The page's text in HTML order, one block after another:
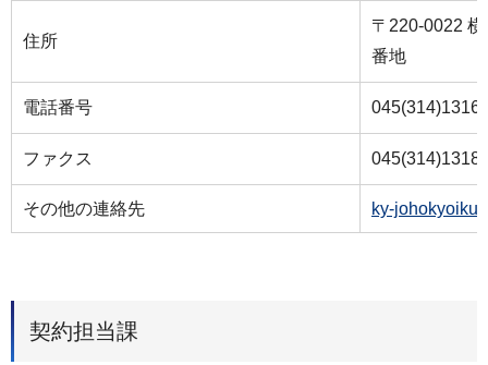
住所
〒220-0022
番地
電話番号 045(314)1316
ファクス 045(314)1318
その他の連絡先 ky-
契約担当課